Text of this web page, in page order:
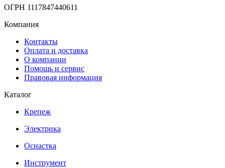
ОГРН 1117847440611
Компания
Контакты
Оплата и доставка
О компании
Помощь и сервис
Правовая информация
Каталог
Крепеж
Электрика
Оснастка
Инструмент